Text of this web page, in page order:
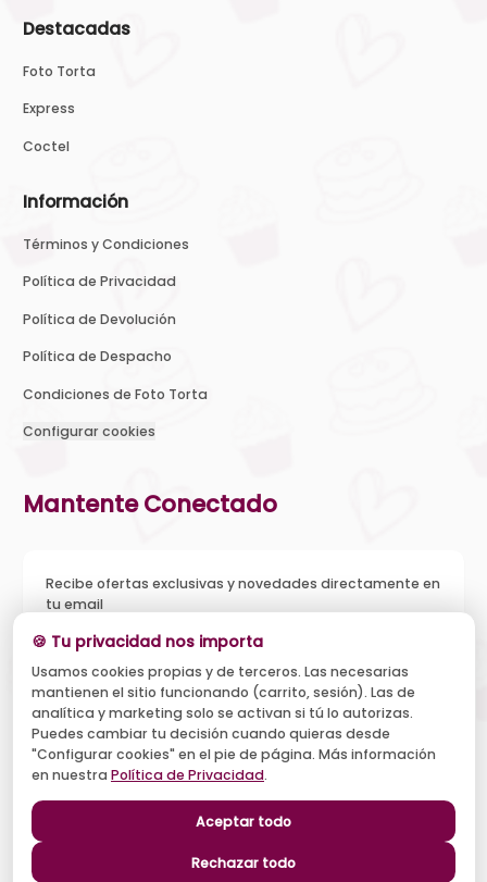
Destacadas
Foto Torta
Express
Coctel
Información
Términos y Condiciones
Política de Privacidad
Política de Devolución
Política de Despacho
Condiciones de Foto Torta
Configurar cookies
Mantente Conectado
Recibe ofertas exclusivas y novedades directamente en
tu email
Acepto recibir novedades y ofertas, y el tratamiento de mi
email según la Política de Privacidad . Puedo darme de baja
cuando quiera.
Suscribirse
🍪 Tu privacidad nos importa
Usamos cookies propias y de terceros. Las necesarias
mantienen el sitio funcionando (carrito, sesión). Las de
analítica y marketing solo se activan si tú lo autorizas.
Puedes cambiar tu decisión cuando quieras desde
"Configurar cookies" en el pie de página. Más información
en nuestra Política de Privacidad.
Aceptar todo
Rechazar todo